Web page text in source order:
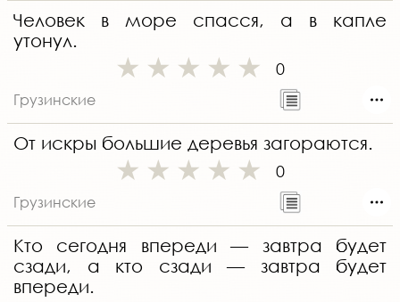
Человек в море спасся, а в капле
утонул.
0
Грузинские
От искры большие деревья загораются.
0
Грузинские
Кто сегодня впереди — завтра будет
сзади, а кто сзади — завтра будет
впереди.